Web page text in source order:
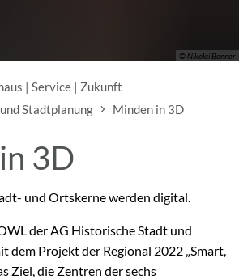
© Nikolai Benner
| Service | Zukunft
Stadtplanung
Minden in 3D
3D
und Ortskerne werden digital.
der AG Historische Stadt und
dem Projekt der Regional 2022 „Smart,
Ziel, die Zentren der sechs